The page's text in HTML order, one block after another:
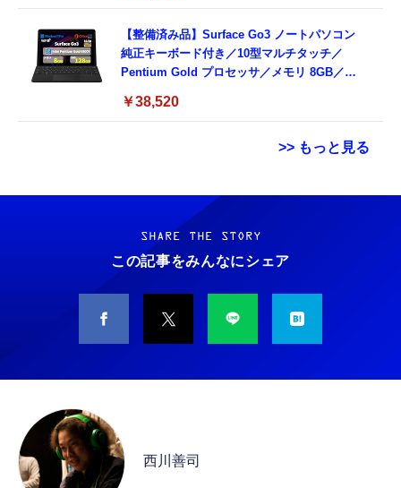
【整備済み品】Surface Go3 ノートパソコン
純正キーボード付き／10型マルチタッチ／
Pentium Gold プロセッサ／メモリ 8GB／
Bluetooth5.0／USB-C／1080p顔認証カメラ
￥38,520
>> もっと見る
Grithope イヤホン タイプC【2026新モデル
耐久性】 有線イヤホン マイク付き HiFi音質
ノイズ低減 重低音 遅延なし
￥949
タイプc 寝ホンイヤホン 寝ホン type-c 有線
睡眠用イヤホン 【音質強化バージョン
￥2,199
MFi認証 【ハイレゾ音質】 内蔵DAC 遅延な
し 48ビット/96KHz 音量調節対応
霊界コミュニケーションロボット BAKETAN
WARASHI ばけたん ワラシ 改 KAI
￥5,400
M10SR AIペット（コミュニケーションロボッ
ト）
ット）
￥53,900
SHARE THE STORY
この記事をみんなにシェア
西川善司